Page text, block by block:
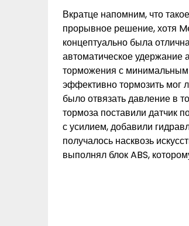
Вкратце напомним, что
прорывное решение, хотя
концептуально была
автоматическое удержание
торможения с минимальным
эффективно тормозить мог
было отвязать давление в
тормоза поставили датчик
с усилием, добавили
получалось насквозь
выполнял блок ABS,